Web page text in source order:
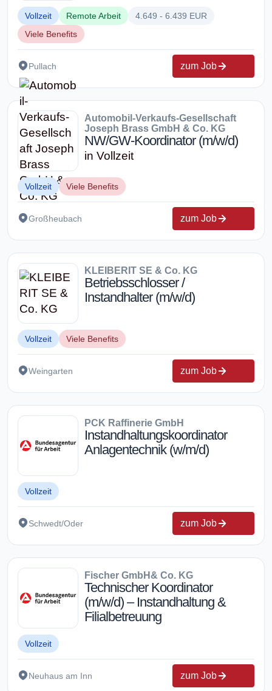
Vollzeit Remote Arbeit
4.649 - 6.439 EUR
Viele Benefits
Pullach zum Job
Automobil-Verkaufs-Gesellschaft
Joseph Brass GmbH & Co. KG
NW/GW-Koordinator (m/w/d)
in Vollzeit
Vollzeit Viele Benefits
Großheubach zum Job
KLEIBERIT SE & Co. KG
Betriebsschlosser /
Instandhalter (m/w/d)
Vollzeit Viele Benefits
Weingarten zum Job
PCK Raffinerie GmbH
Instandhaltungskoordinator
Anlagentechnik (w/m/d)
Vollzeit
Schwedt/Oder zum Job
Fischer GmbH& Co. KG
Technischer Koordinator
(m/w/d) – Instandhaltung &
Filialbetreuung
Vollzeit
Neuhaus am Inn zum Job